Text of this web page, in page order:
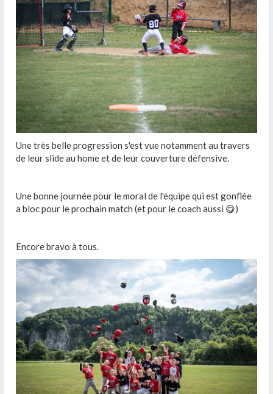
Une très belle progression s'est vue notamment au travers
de leur slide au home et de leur couverture défensive.
Une bonne journée pour le moral de l'équipe qui est gonflée
a bloc pour le prochain match (et pour le coach aussi 😋)
Encore bravo à tous.